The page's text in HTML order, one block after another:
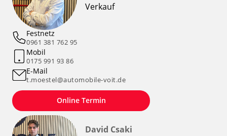
Verkauf
Festnetz
0961 381 762 95
Mobil
0175 991 93 86
E-Mail
t.moestel@automobile-voit.de
Online Termin
David Csaki